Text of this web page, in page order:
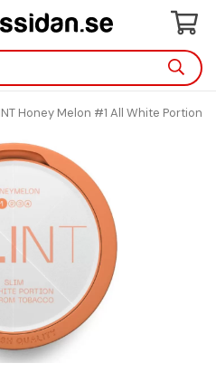
Honey Melon #1 All White Portion